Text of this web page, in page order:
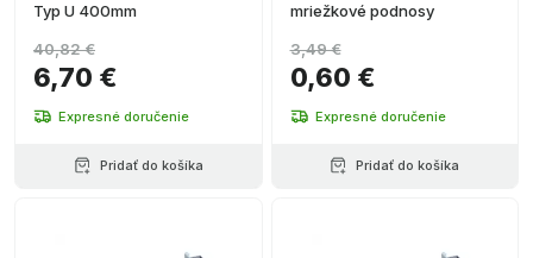
Typ U 400mm
6,70 €
40,82 €
Expresné doručenie
Pridať do košíka
mriežkové podnosy
0,60 €
3,49 €
Expresné doručenie
Pridať do košíka